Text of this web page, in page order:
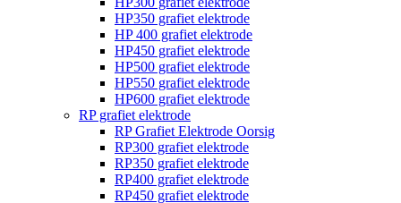
HP350 grafiet elektrode
HP 400 grafiet elektrode
HP450 grafiet elektrode
HP500 grafiet elektrode
HP550 grafiet elektrode
HP600 grafiet elektrode
RP grafiet elektrode
RP Grafiet Elektrode Oorsig
RP300 grafiet elektrode
RP350 grafiet elektrode
RP400 grafiet elektrode
RP450 grafiet elektrode